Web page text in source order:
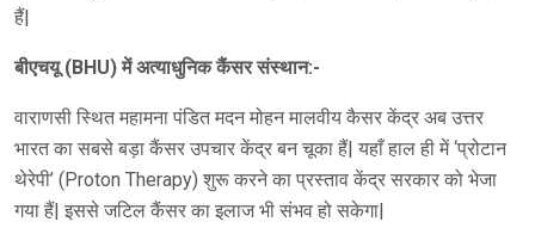
हैं|
बीएचयू (BHU) में अत्याधुनिक कैंसर संस्थान:-
वाराणसी स्थित महामना पंडित मदन मोहन मालवीय कैसर केंद्र अब उत्तर
भारत का सबसे बड़ा कैंसर उपचार केंद्र बन चूका हैं| यहाँ हाल ही में ‘प्रोटान
थेरेपी’ (Proton Therapy) शुरू करने का प्रस्ताव केंद्र सरकार को भेजा
गया हैं| इससे जटिल कैंसर का इलाज भी संभव हो सकेगा|